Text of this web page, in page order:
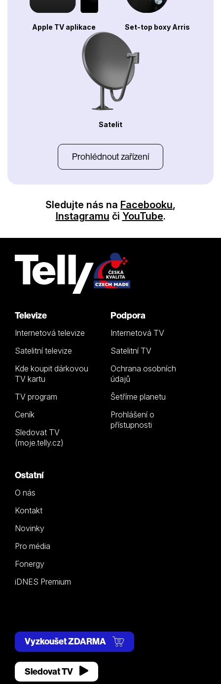
Apple TV aplikace Set-top boxy Arris
Satelit
Prohlédnout zařízení
Sledujte nás na Facebooku,
Instagramu či YouTube.
Televize
Internetová televize
Satelitní televize
Kde koupit dárkovou
TV kartu
TV program
Ceník
Sledovat TV
(moje.telly.cz)
Podpora
Internetová TV
Satelitní TV
Ochrana osobních
údajů
Šetříme planetu
Prohlášení o
přístupnosti
Ostatní
O nás
Kontakt
Novinky
Pro média
Fonergy
iDNES Premium
Vyzkoušet ZDARMA
Sledovat TV